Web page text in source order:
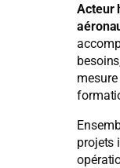
Acteur
projets